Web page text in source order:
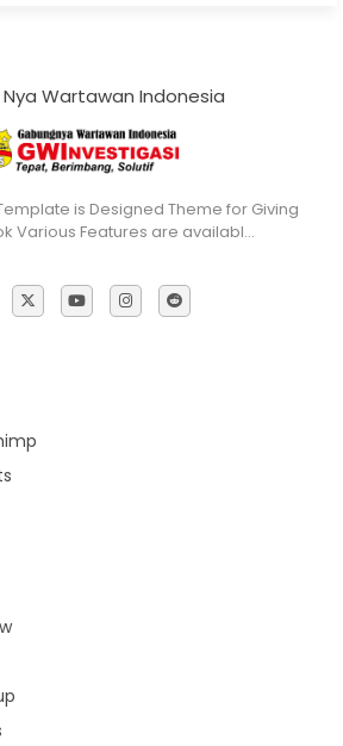
Wartawan Indonesia
is Designed Theme for Giving
Various Features are availabl…